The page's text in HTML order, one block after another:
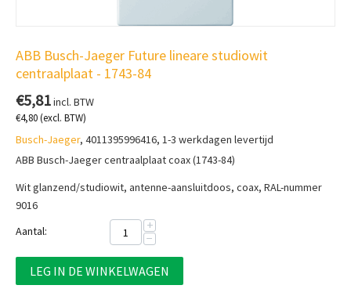
ABB Busch-Jaeger Future lineare studiowit
centraalplaat - 1743-84
€5,81incl. BTW
€4,80(excl. BTW)
Busch-Jaeger, 4011395996416, 1-3 werkdagen levertijd
ABB Busch-Jaeger centraalplaat coax (1743-84)
Wit glanzend/studiowit, antenne-aansluitdoos, coax, RAL-nummer
9016
Aantal:
+
−
LEG IN DE WINKELWAGEN